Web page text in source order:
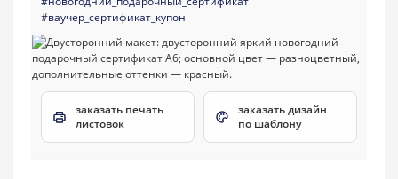
#ваучер_сертификат_купон
заказать печать
листовок
заказать дизайн
по шаблону